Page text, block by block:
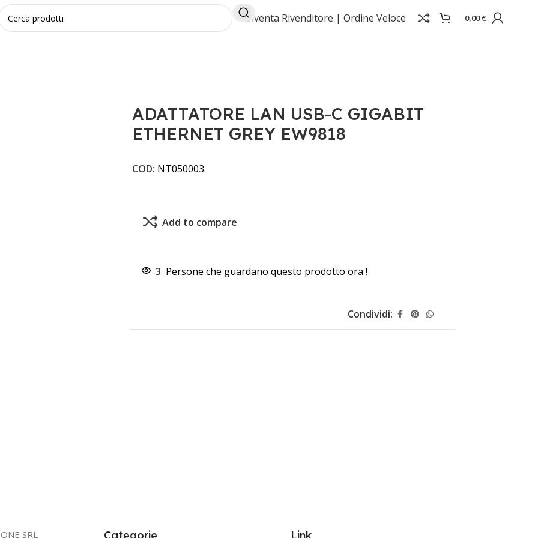
Diventa Rivenditore | Ordine Veloce 0,00€
USB-C GIGABIT ETHERNET GREY EW9818
ADATTATORE LAN USB-C GIGABIT
ETHERNET GREY EW9818
COD: NT050003
Add to compare
3 Persone che guardano questo prodotto ora !
Condividi:
SRL Categorie Link